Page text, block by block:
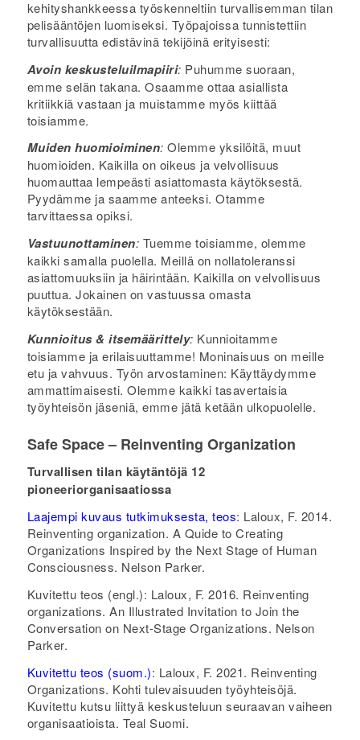
kehityshankkeessa työskenneltiin turvallisemman tilan
pelisääntöjen luomiseksi. Työpajoissa tunnistettiin
turvallisuutta edistävinä tekijöinä erityisesti:
Avoin keskusteluilmapiiri: Puhumme suoraan,
emme selän takana. Osaamme ottaa asiallista
kritiikkiä vastaan ja muistamme myös kiittää
toisiamme.
Muiden huomioiminen:Olemme yksilöitä, muut
huomioiden. Kaikilla on oikeus ja velvollisuus
huomauttaa lempeästi asiattomasta käytöksestä.
Pyydämme ja saamme anteeksi. Otamme
tarvittaessa opiksi.
Vastuunottaminen: Tuemme toisiamme, olemme
kaikki samalla puolella. Meillä on nollatoleranssi
asiattomuuksiin ja häirintään. Kaikilla on velvollisuus
puuttua. Jokainen on vastuussa omasta
käytöksestään.
Kunnioitus & itsemäärittely: Kunnioitamme
toisiamme ja erilaisuuttamme! Moninaisuus on meille
etu ja vahvuus. Työn arvostaminen: Käyttäydymme
ammattimaisesti. Olemme kaikki tasavertaisia
työyhteisön jäseniä, emme jätä ketään ulkopuolelle.
Safe Space – Reinventing Organization
Turvallisen tilan käytäntöjä 12
pioneeriorganisaatiossa
Laajempi kuvaus tutkimuksesta, teos: Laloux, F. 2014.
Reinventing organization. A Quide to Creating
Organizations Inspired by the Next Stage of Human
Consciousness. Nelson Parker.
Kuvitettu teos (engl.): Laloux, F. 2016. Reinventing
organizations. An Illustrated Invitation to Join the
Conversation on Next-Stage Organizations. Nelson
Parker.
Kuvitettu teos (suom.): Laloux, F. 2021. Reinventing
Organizations. Kohti tulevaisuuden työyhteisöjä.
Kuvitettu kutsu liittyä keskusteluun seuraavan vaiheen
organisaatioista. Teal Suomi.